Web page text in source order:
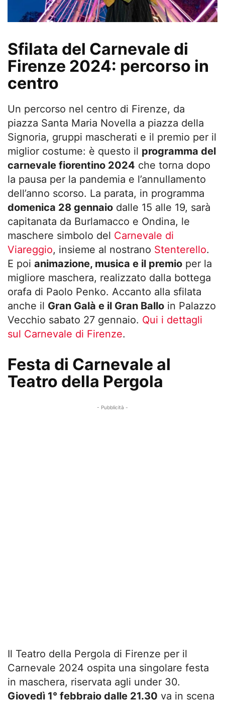
Sfilata del Carnevale di
Firenze 2024: percorso in
centro
Un percorso nel centro di Firenze, da
piazza Santa Maria Novella a piazza della
Signoria, gruppi mascherati e il premio per il
miglior costume: è questo il programma del
carnevale fiorentino 2024 che torna dopo
la pausa per la pandemia e l’annullamento
dell’anno scorso. La parata, in programma
domenica 28 gennaio dalle 15 alle 19, sarà
capitanata da Burlamacco e Ondina, le
maschere simbolo del Carnevale di
Viareggio, insieme al nostrano Stenterello.
E poi animazione, musica e il premio per la
migliore maschera, realizzato dalla bottega
orafa di Paolo Penko. Accanto alla sfilata
anche il Gran Galà e il Gran Ballo in Palazzo
Vecchio sabato 27 gennaio. Qui i dettagli
sul Carnevale di Firenze.
Festa di Carnevale al
Teatro della Pergola
- Pubblicità -
Il Teatro della Pergola di Firenze per il
Carnevale 2024 ospita una singolare festa
in maschera, riservata agli under 30.
Giovedì 1° febbraio dalle 21.30 va in scena